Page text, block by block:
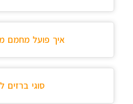
איך פועל מחמם
סוגי ברזים